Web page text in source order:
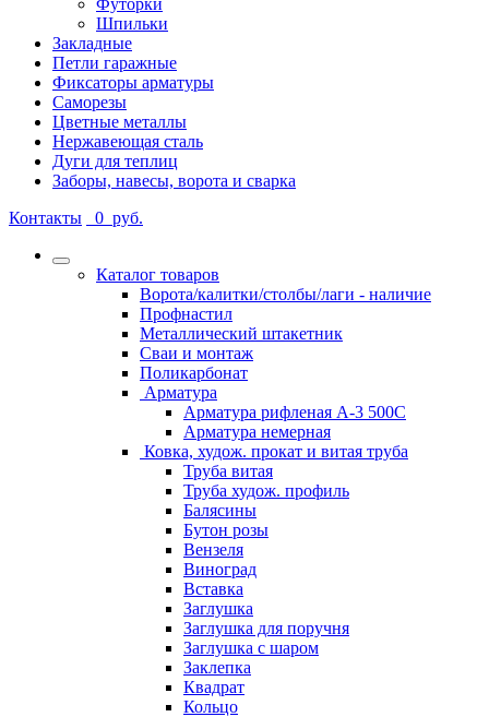
Футорки
Шпильки
Закладные
Петли гаражные
Фиксаторы арматуры
Саморезы
Цветные металлы
Нержавеющая сталь
Дуги для теплиц
Заборы, навесы, ворота и сварка
Контакты
0 руб.
Каталог товаров
Ворота/калитки/столбы/лаги - наличие
Профнастил
Металлический штакетник
Сваи и монтаж
Поликарбонат
Арматура
Арматура рифленая А-3 500С
Арматура немерная
Ковка, худож. прокат и витая труба
Труба витая
Труба худож. профиль
Балясины
Бутон розы
Вензеля
Виноград
Вставка
Заглушка
Заглушка для поручня
Заглушка с шаром
Заклепка
Квадрат
Кольцо